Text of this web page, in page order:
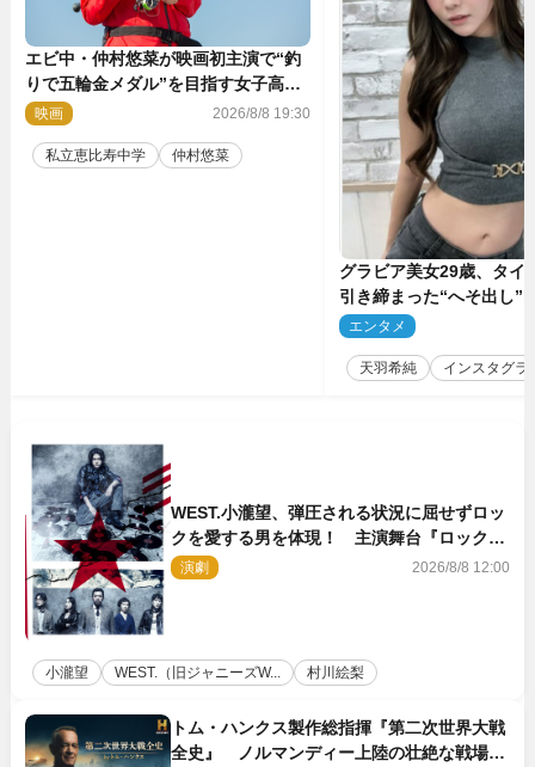
エビ中・仲村悠菜が映画初主演で“釣
りで五輪金メダル”を目指す女子高生
に！ 映画『つりこまち』今秋公開
映画 2026/8/8 19:30
私立恵比寿中学 仲村悠菜
グラビア美女29歳、タイ
引き締まった“へそ出し”
「可愛い過ぎる」
エンタメ
天羽希純 インスタグラ
WEST.小瀧望、弾圧される状況に屈せずロッ
クを愛する男を体現！ 主演舞台『ロックン
ロール』ビジュアル解禁
演劇 2026/8/8 12:00
小瀧望 WEST.（旧ジャニーズW... 村川絵梨
トム・ハンクス製作総指揮『第二次世界大戦
全史』 ノルマンディー上陸の壮絶な戦場を